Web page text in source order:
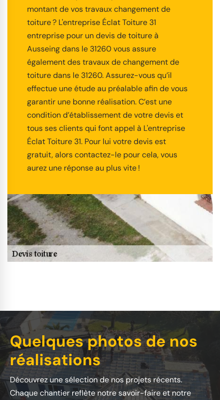
montant de vos travaux changement de
toiture ? L'entreprise Éclat Toiture 31
entreprise pour un devis de toiture à
Ausseing dans le 31260 vous assure
également des travaux de changement de
toiture dans le 31260. Assurez-vous qu’il
effectue une étude au préalable afin de vous
garantir une bonne réalisation. C’est une
condition d’établissement de votre devis et
tous ses clients qui font appel à L'entreprise
Éclat Toiture 31. Pour lui votre devis est
gratuit, alors contactez-le pour cela, vous
aurez une réponse au plus vite !
Quelques photos de nos
réalisations
Découvrez une sélection de nos projets récents.
Chaque chantier reflète notre savoir-faire et notre